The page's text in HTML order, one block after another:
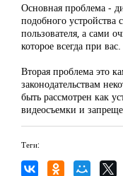
Основная проблема -
подобного устройства
пользователя, а сами
которое всегда при вас.
Вторая проблема это
законодательствам
быть рассмотрен как
видеосъемки и
Теги: